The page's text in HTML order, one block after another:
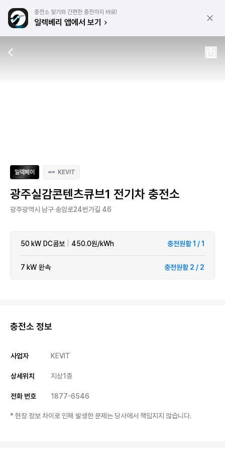
충전소 찾기와 간편한 충전까지 바로!
일렉베리 앱에서 보기
일렉페이 KEVIT
광주실감콘텐츠큐브1 전기차 충전소
광주광역시 남구 송암로24번가길 46
50 kW DC콤보 450.0원/kWh 충전원활 1 / 1
7 kW 완속 충전원활 2 / 2
충전소 정보
사업자 KEVIT
상세위치 지상1층
전화 번호 1877-6546
* 현장 정보 차이로 인해 발생한 문제는 당사에서 책임지지 않습니다.